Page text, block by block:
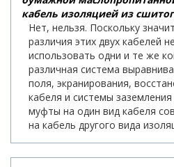
кабель изоляцией из
Нет, нельзя. Поскольку
различия этих двух кабелей
использовать одни и те же
различная система
поля, экранирования,
кабеля и системы
муфты на один вид кабеля
на кабель другого вида